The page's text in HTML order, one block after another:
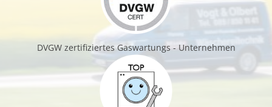
DVGW zertifiziertes Gaswartungs - Unternehmen